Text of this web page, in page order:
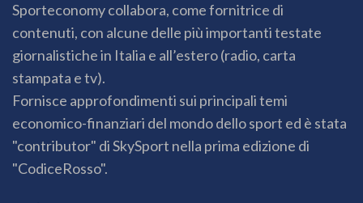
Sporteconomy collabora, come fornitrice di
contenuti, con alcune delle più importanti testate
giornalistiche in Italia e all’estero (radio, carta
stampata e tv).
Fornisce approfondimenti sui principali temi
economico-finanziari del mondo dello sport ed è stata
"contributor" di SkySport nella prima edizione di
"CodiceRosso".